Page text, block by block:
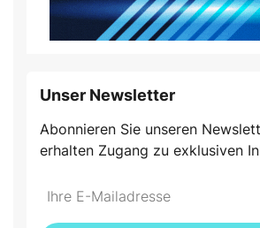
Unser Newsletter
Abonnieren Sie unseren
erhalten Zugang zu exklusiven